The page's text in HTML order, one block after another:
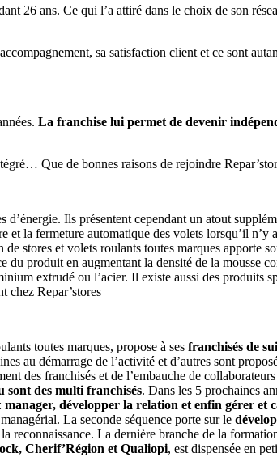
26 ans. Ce qui l’a attiré dans le choix de son
sa satisfaction client et ce sont
La franchise lui permet de devenir
Que de bonnes raisons de rejoindre
Ils présentent cependant un atout
la fermeture automatique des volets lorsqu’il n’y
stores et volets roulants toutes marques apporte
du produit en augmentant la densité de la mousse
extrudé ou l’acier. Il existe aussi des
chez Repar’stores
toutes marques, propose à ses franchisés de
au démarrage de l’activité et d’autres sont
des franchisés et de l’embauche de
sont des multi franchisés. Dans les 5 prochaines
: manager, développer la relation et enfin gérer et
La seconde séquence porte sur le
reconnaissance. La dernière branche de la
Cherif’Région et Qualiopi, est dispensée en